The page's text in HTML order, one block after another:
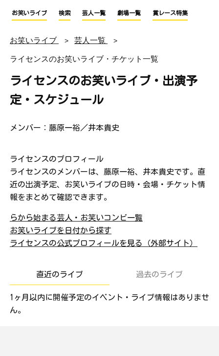
お笑いライブ 検索 芸人一覧 劇場一覧 賞レース特集
お笑いライブ 芸人一覧
ライセンスのお笑いライブ・チケット一覧
ライセンスのお笑いライブ・出演予
定・スケジュール
メンバー：藤原一裕／井本貴史
ライセンスのプロフィール
ライセンスのメンバーは、藤原一裕、井本貴史です。直
近の出演予定、お笑いライブの日時・会場・チケット情
報をまとめて確認できます。
らから始まる芸人・お笑いコンビ一覧
お笑いライブを日付から探す
ライセンスの公式プロフィールを見る（外部サイト）
直近のライブ 過去のライブ
1ヶ月以内に開催予定のイベント・ライブ情報はありませ
ん。